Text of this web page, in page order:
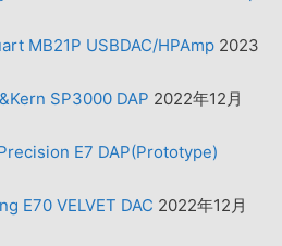
MB21P USBDAC/HPAmp 2023
SP3000 DAP 2022年12月
E7 DAP(Prototype)
E70 VELVET DAC 2022年12月